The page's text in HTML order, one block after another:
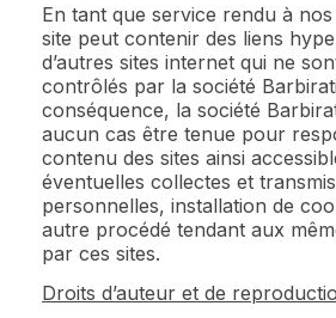
En tant que service rendu à
site peut contenir des liens
d’autres sites internet qui ne
contrôlés par la société
conséquence, la société
aucun cas être tenue pour
contenu des sites ainsi
éventuelles collectes et
personnelles, installation de
autre procédé tendant aux
par ces sites.
Droits d’auteur et de